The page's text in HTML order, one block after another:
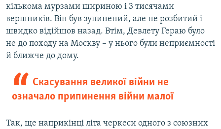
кількома мурзами шириною і 3 тисячами
вершників. Він був зупинений, але не розбитий і
швидко відійшов назад. Втім, Девлету Гераю було
не до походу на Москву – у нього були неприємності
й ближче до дому.
Скасування великої війни не
означало припинення війни малої
Так, ще наприкінці літа черкеси одного з союзних